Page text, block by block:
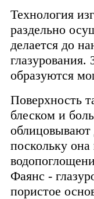
Технология
раздельно
делается до
глазурования.
образуются
Поверхность
блеском и
поскольку
Фаянс -
пористое